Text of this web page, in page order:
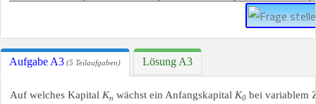
Aufgabe A3 (5 Teilaufgaben) Lösung A3
Auf welches Kapital Kn wächst ein Anfangskapital K0 bei variablem